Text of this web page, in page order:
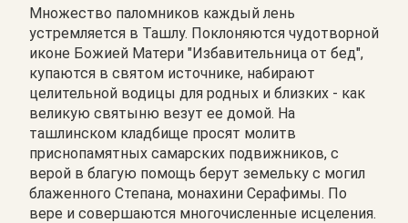
Множество паломников каждый лень
устремляется в Ташлу. Поклоняются чудотворной
иконе Божией Матери "Избавительница от бед",
купаются в святом источнике, набирают
целительной водицы для родных и близких - как
великую святыню везут ее домой. На
ташлинском кладбище просят молитв
приснопамятных самарских подвижников, с
верой в благую помощь берут земельку с могил
блаженного Степана, монахини Серафимы. По
вере и совершаются многочисленные исцеления.